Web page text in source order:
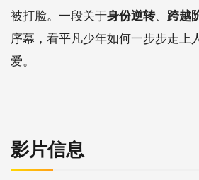
被打脸。一段关于身份逆转、 跨越
序幕，看平凡少年如何一步步走上
爱。
影片信息